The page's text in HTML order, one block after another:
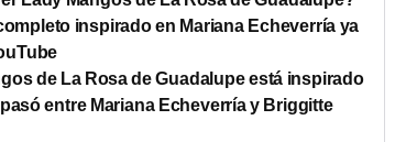
inspirado en Mariana Echeverría ya
de La Rosa de Guadalupe está inspirado
entre Mariana Echeverría y Briggitte